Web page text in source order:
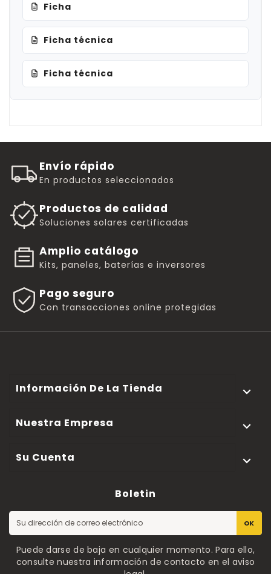
Ficha
Ficha técnica
Ficha técnica
Envío rápido
En productos seleccionados
Productos de calidad
Soluciones solares certificadas
Amplio catálogo
Kits, paneles, baterías e inversores
Pago seguro
Con transacciones online protegidas
Información De La Tienda 
Nuestra Empresa 
Su Cuenta 
Boletin
OK
Puede darse de baja en cualquier momento. Para ello,
consulte nuestra información de contacto en el aviso